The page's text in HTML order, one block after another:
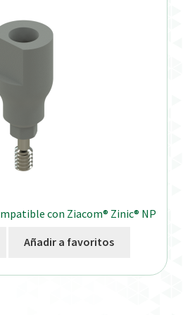
con Ziacom® Zinic® NP
Añadir a favoritos